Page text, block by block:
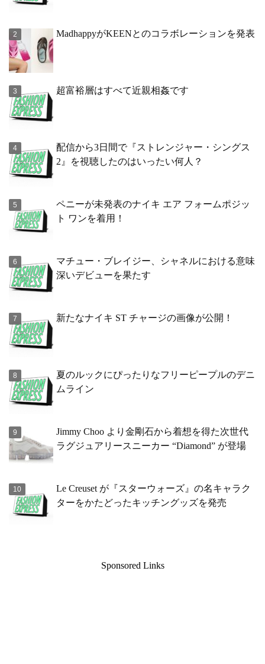
MadhappyがKEENとのコラボレーションを発表
超富裕層はすべて近親相姦です
配信から3日間で『ストレンジャー・シングス
2』を視聴したのはいったい何人？
ペニーが未発表のナイキ エア フォームポジッ
ト ワンを着用！
マチュー・ブレイジー、シャネルにおける意味
深いデビューを果たす
新たなナイキ ST チャージの画像が公開！
夏のルックにぴったりなフリーピープルのデニ
ムライン
Jimmy Choo より金剛石から着想を得た次世代
ラグジュアリースニーカー “Diamond” が登場
Le Creuset が『スターウォーズ』の名キャラク
ターをかたどったキッチングッズを発売
Sponsored Links